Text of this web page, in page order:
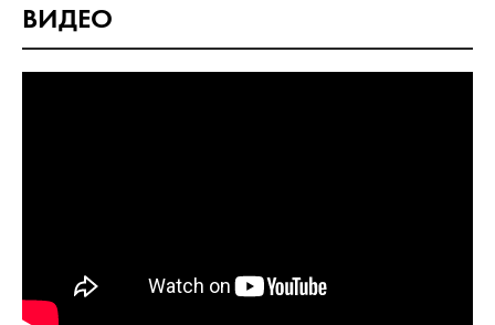
ВИДЕО